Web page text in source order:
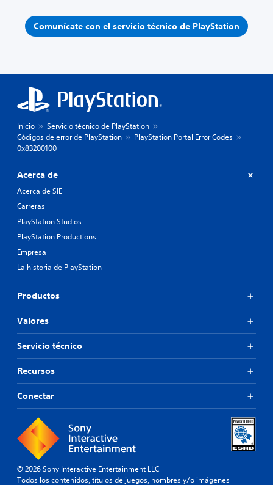
Comunícate con el servicio técnico de PlayStation
Inicio
Servicio técnico de PlayStation
Códigos de error de PlayStation
PlayStation Portal Error Codes
0x83200100
Acerca de
Acerca de SIE
Carreras
PlayStation Studios
PlayStation Productions
Empresa
La historia de PlayStation
Productos
Valores
Servicio técnico
Recursos
Conectar
© 2026 Sony Interactive Entertainment LLC
Todos los contenidos, títulos de juegos, nombres y/o imágenes